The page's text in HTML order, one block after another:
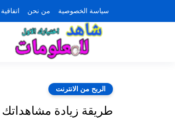
سياسة الخصوصية من نحن
الربح من الانترنت